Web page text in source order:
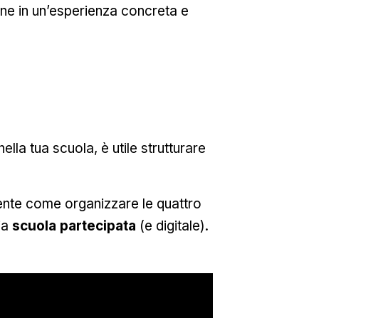
in un’esperienza concreta e
tua scuola, è utile strutturare
come organizzare le quattro
scuola partecipata (e digitale).